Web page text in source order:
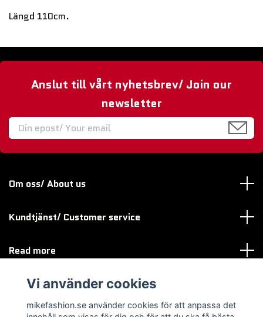
Längd 110cm.
Anslut till vårt nyhetsbrev/ Join our
newsletter
Om oss/ About us
Kundtjänst/ Customer service
Read more
Sociala medier
Vi använder cookies
mikefashion.se använder cookies för att anpassa det